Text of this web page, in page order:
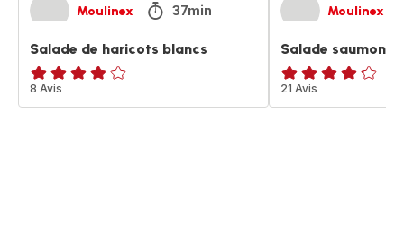
Moulinex 37min
Salade de haricots blancs
ratings.3.8
8 Avis
Moulinex
Salade saumon
ratings.4.2
21 Avis